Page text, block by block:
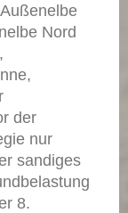
Nord
der
nur
sandiges
8.